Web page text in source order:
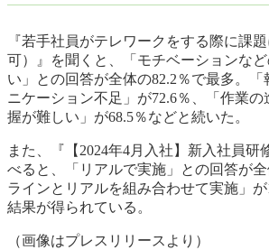
『若手社員がテレワークをする際に課
可）』を聞くと、「モチベーションなど
い」との回答が全体の82.2％で最多。「
ニケーション不足」が72.6％、「作業
握が難しい」が68.5％などと続いた。
また、『【2024年4月入社】新入社員研
べると、「リアルで実施」との回答が
ラインとリアルを組み合わせて実施」
結果が得られている。
（画像はプレスリリースより）